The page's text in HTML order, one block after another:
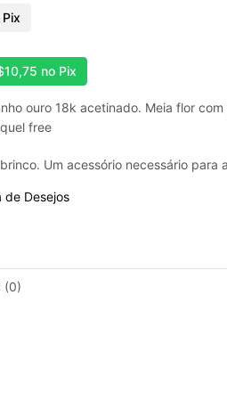
Pix
10,75 no Pix
ouro 18k acetinado. Meia flor
free
Um acessório necessário para
de Desejos
(0)